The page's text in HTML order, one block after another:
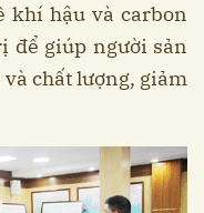
khí hậu và carbon
để giúp người sản
chất lượng, giảm